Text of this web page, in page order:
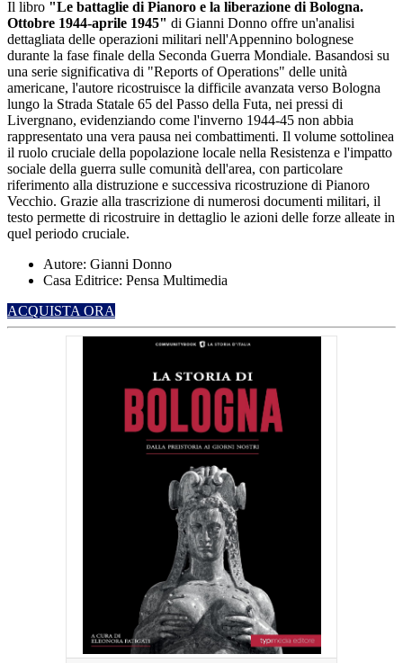
Il libro "Le battaglie di Pianoro e la liberazione di Bologna.
Ottobre 1944-aprile 1945" di Gianni Donno offre un'analisi
dettagliata delle operazioni militari nell'Appennino bolognese
durante la fase finale della Seconda Guerra Mondiale. Basandosi su
una serie significativa di "Reports of Operations" delle unità
americane, l'autore ricostruisce la difficile avanzata verso Bologna
lungo la Strada Statale 65 del Passo della Futa, nei pressi di
Livergnano, evidenziando come l'inverno 1944-45 non abbia
rappresentato una vera pausa nei combattimenti. Il volume sottolinea
il ruolo cruciale della popolazione locale nella Resistenza e l'impatto
sociale della guerra sulle comunità dell'area, con particolare
riferimento alla distruzione e successiva ricostruzione di Pianoro
Vecchio. Grazie alla trascrizione di numerosi documenti militari, il
testo permette di ricostruire in dettaglio le azioni delle forze alleate in
quel periodo cruciale.
Autore: Gianni Donno
Casa Editrice: Pensa Multimedia
ACQUISTA ORA